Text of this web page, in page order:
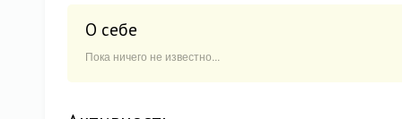
О себе
Пока ничего не известно...